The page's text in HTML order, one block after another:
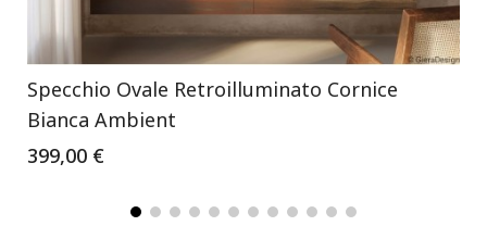
Specchio Ovale Retroilluminato Cornice
Bianca Ambient
399,00 €